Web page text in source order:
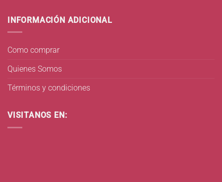
INFORMACIÓN ADICIONAL
Como comprar
Quienes Somos
Términos y condiciones
VISITANOS EN: